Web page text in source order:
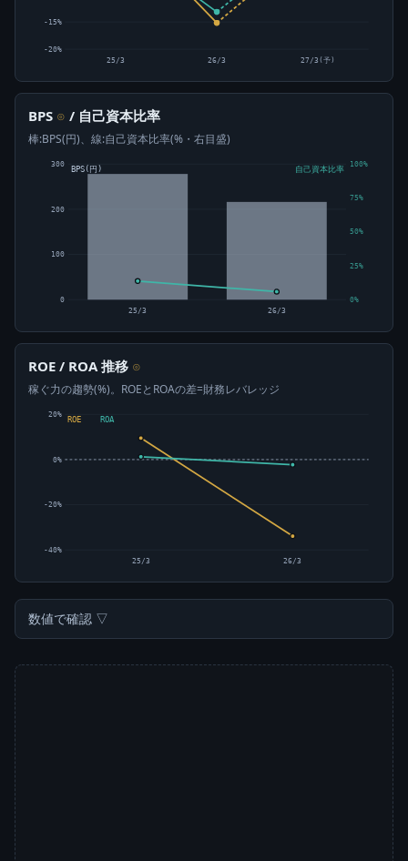
-20%
-15%
25/3 26/3 27/3(予)
BPS ⊙ / 自己資本比率
棒:BPS(円)、線:自己資本比率(%・右目盛)
0
100
200
300
0%
25%
50%
75%
100%
25/3 26/3
BPS(円) 自己資本比率
ROE / ROA 推移 ⊙
稼ぐ力の趨勢(%)。ROEとROAの差=財務レバレッジ
-40%
-20%
0%
20%
ROE ROA
25/3 26/3
数値で確認 ▽